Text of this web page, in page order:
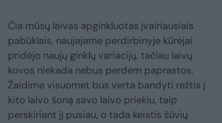
Čia mūsų laivas apginkluotas įvairiausiais
pabūklais, naujajame perdirbinyje kūrėjai
pridėjo naujų ginklų variacijų, tačiau laivų
kovos niekada nebus perdėm paprastos.
Žaidime visuomet bus verta bandyti rėžtis į
kito laivo šoną savo laivo priekiu, taip
perskiriant jį pusiau, o tada keistis šūvių